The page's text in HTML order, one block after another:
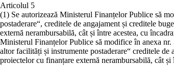
Articolul 5
(1) Se autorizează Ministerul Finanțelor Publice să
postaderare“, creditele de angajament și creditele
externă nerambursabilă, cât și între acestea, cu
Ministerul Finanțelor Publice să modifice în anexa
altor facilități și instrumente postaderare“ creditele
proiectelor cu finanțare externă nerambursabilă, cât